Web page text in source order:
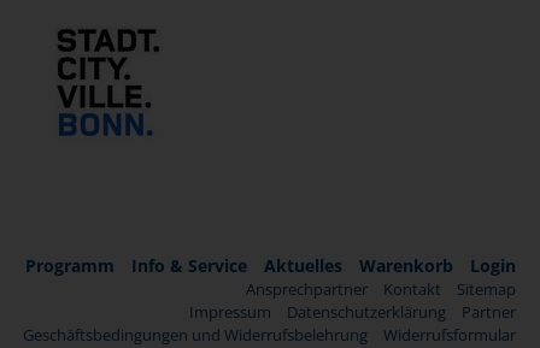
Programm Info & Service Aktuelles Warenkorb Login
Ansprechpartner Kontakt
Sitemap
Impressum
Datenschutzerklärung
Partner
Geschäftsbedingungen und Widerrufsbelehrung
Widerrufsformular